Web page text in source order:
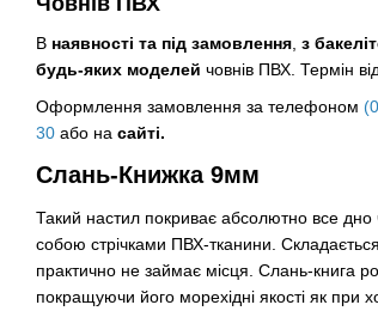
В наявності та під замовлення, з
будь-яких моделей човнів ПВХ. Термін
Оформлення замовлення за телефоном
30 або на сайті.
Слань-Книжка 9мм
Такий настил покриває абсолютно все дно
собою стрічками ПВХ-тканини.
практично не займає місця. Слань-книга
покращуючи його морехідні якості як при